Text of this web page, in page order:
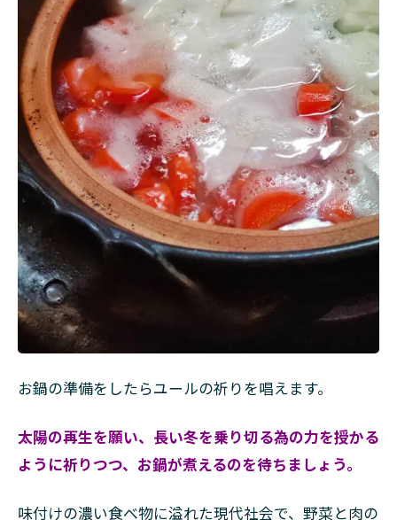
お鍋の準備をしたらユールの祈りを唱えます。
太陽の再生を願い、長い冬を乗り切る為の力を授かる
ように祈りつつ、お鍋が煮えるのを待ちましょう。
味付けの濃い食べ物に溢れた現代社会で、野菜と肉の